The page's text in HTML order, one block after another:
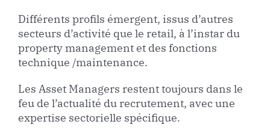
Différents profils émergent, issus d’autres
secteurs d’activité que le retail, à l’instar du
property management et des fonctions
technique /maintenance.
Les Asset Managers restent toujours dans le
feu de l’actualité du recrutement, avec une
expertise sectorielle spécifique.